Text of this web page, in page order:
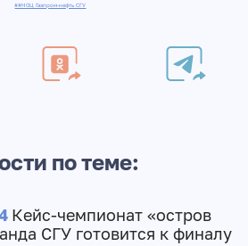
##НОЦ Газпром-нефть СГУ
по теме:
Кейс-чемпионат «остров
СГУ готовится к финалу